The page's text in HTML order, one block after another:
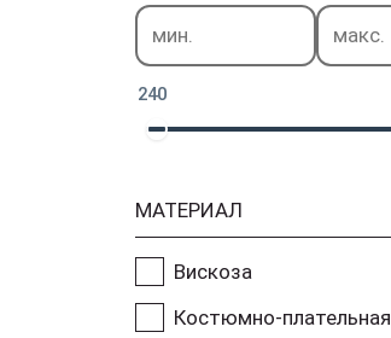
240
МАТЕРИАЛ
Вискоза
Костюмно-плательная